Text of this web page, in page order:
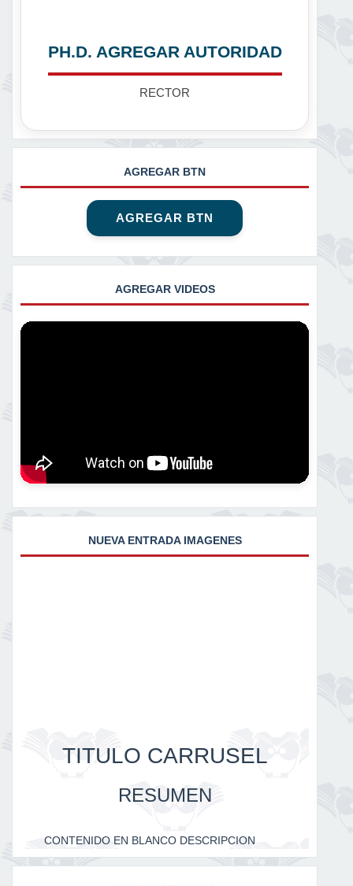
PH.D. AGREGAR AUTORIDAD
RECTOR
AGREGAR BTN
AGREGAR BTN
AGREGAR VIDEOS
NUEVA ENTRADA IMAGENES
TITULO CARRUSEL
RESUMEN
CONTENIDO EN BLANCO DESCRIPCION